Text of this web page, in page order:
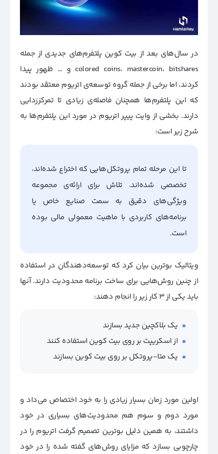
در سال‌های بعد از بیت کوین پلتفرم‌های جدیدی از جمله
colored coins، mastercoin، bitshares و … ظهور پیدا
کردند، اما برخی از جمله گروه توسعه‌ی اتریوم معتقد بودند
که این پلتفرم‌ها همچنان فاصله‌ی زیادی تا تمرکززدایی
دارند. بخشی از وایت پیپر اتریوم در مورد این پلتفرم‌ها به
شرح زیر است:
تا این مرحله تمام پروتکل‌هایی که اختراع شده‌اند،
تخصصی شده‌اند. تلاش برای ارائه‌ی مجموعه
ویژگی‌های دقیق به سمت صنایع خاص یا
برنامه‌های کاربردی با ماهیت معمولی مالی بوده
است.
ویتالیک بوترین بیان کرد که توسعه‌دهندگان در استفاده
از چنین روش‌هایی برای ساخت برنامه محدودیت دارند. آنها
باید یکی از 3 کار زیر را انجام دهند:
یک بلاکچین جدید بسازند
از اسکریپت بر روی بیت کوین استفاده کنند
یک متا-پروتکل بر روی بیت کوین بسازند
اولین مورد زمان بسیار زیادی را به خود اختصاص می‌داد و
مورد دوم و سوم هم محدودیت‌های بسیاری در خود
داشتند، به همین دلیل بوترین تصمیم گرفت اتریوم را در
چارچوبی بسازد که مزایای روش‌های گفته شده را در خود